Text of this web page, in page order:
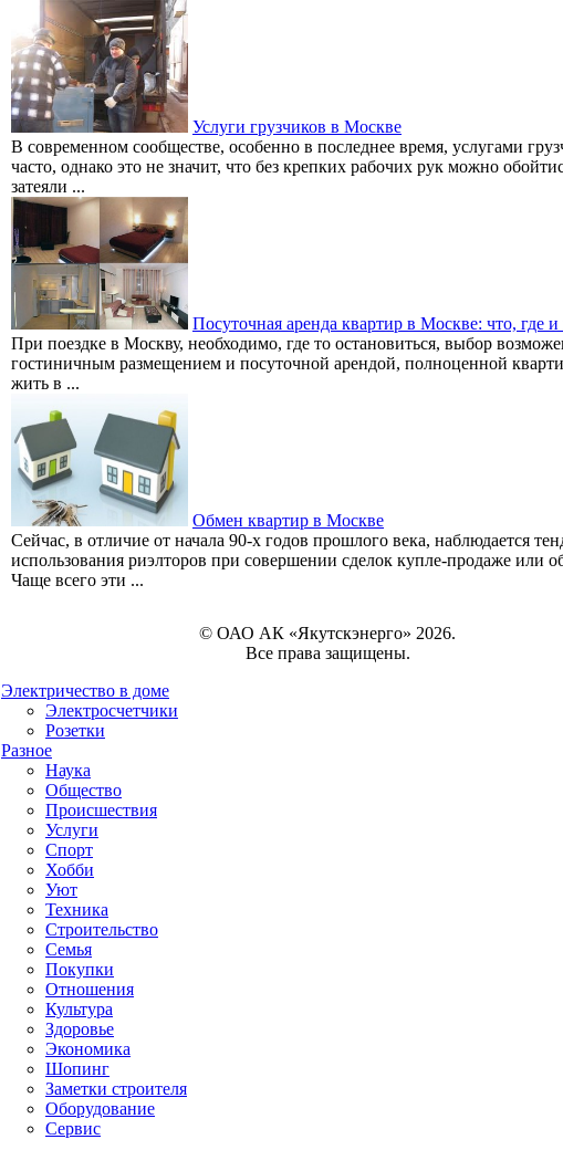
Услуги грузчиков в Москве
В современном сообществе, особенно в последнее время, услугами
часто, однако это не значит, что без крепких рабочих рук можно
затеяли ...
Посуточная аренда квартир в Москве: что, где и
При поездке в Москву, необходимо, где то остановиться, выбор
гостиничным размещением и посуточной арендой, полноценной
жить в ...
Обмен квартир в Москве
Сейчас, в отличие от начала 90-х годов прошлого века, наблюдается
использования риэлторов при совершении сделок купле-продаже или
Чаще всего эти ...
© ОАО АК «Якутскэнерго» 2026.
Все права защищены.
Электричество в доме
Электросчетчики
Розетки
Разное
Наука
Общество
Происшествия
Услуги
Спорт
Хобби
Уют
Техника
Строительство
Семья
Покупки
Отношения
Культура
Здоровье
Экономика
Шопинг
Заметки строителя
Оборудование
Сервис